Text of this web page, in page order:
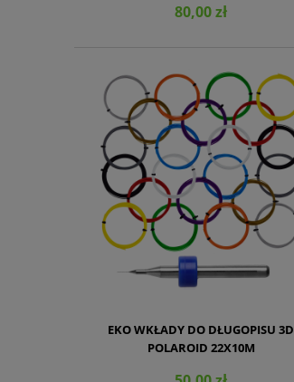
80,00 zł
DO KOSZYKA
EKO WKŁADY DO DŁUGOPISU 3D
POLAROID 22X10M